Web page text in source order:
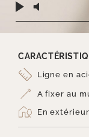
Ligne en
A fixer au
En